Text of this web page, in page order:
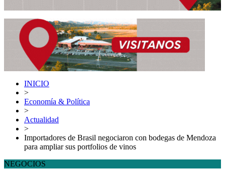
INICIO
>
Economía & Política
>
Actualidad
>
Importadores de Brasil negociaron con bodegas de Mendoza
para ampliar sus portfolios de vinos
NEGOCIOS